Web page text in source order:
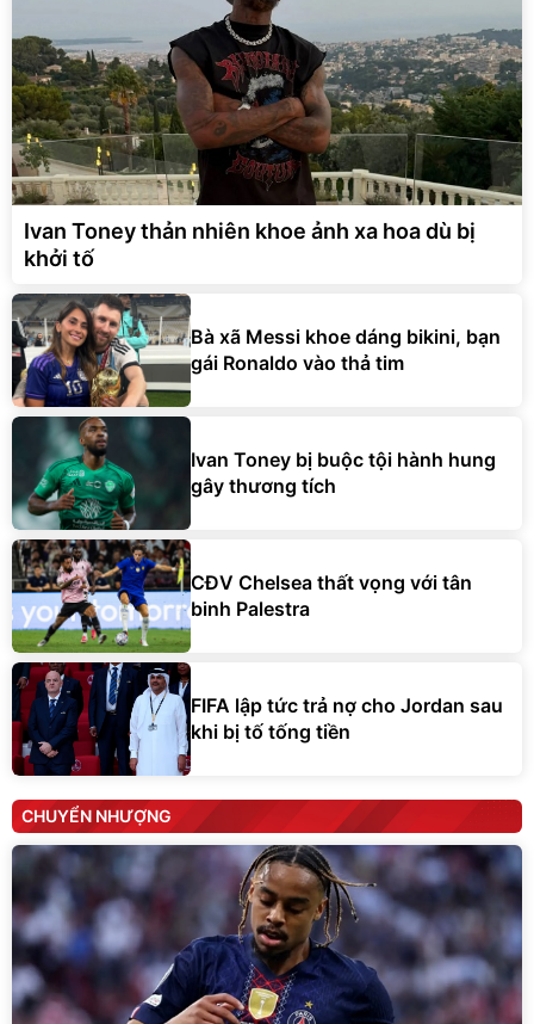
Ivan Toney thản nhiên khoe ảnh xa hoa dù bị
khởi tố
Bà xã Messi khoe dáng bikini, bạn
gái Ronaldo vào thả tim
Ivan Toney bị buộc tội hành hung
gây thương tích
CĐV Chelsea thất vọng với tân
binh Palestra
FIFA lập tức trả nợ cho Jordan sau
khi bị tố tống tiền
CHUYỂN NHƯỢNG